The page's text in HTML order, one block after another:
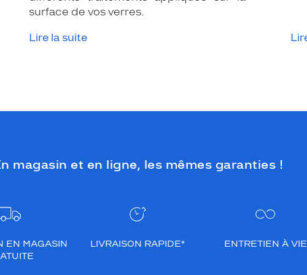
surface de vos verres.
Lire la suite
magasin et en ligne, les mêmes garanties !
EN MAGASIN
LIVRAISON RAPIDE* ENTRETIEN À VIE